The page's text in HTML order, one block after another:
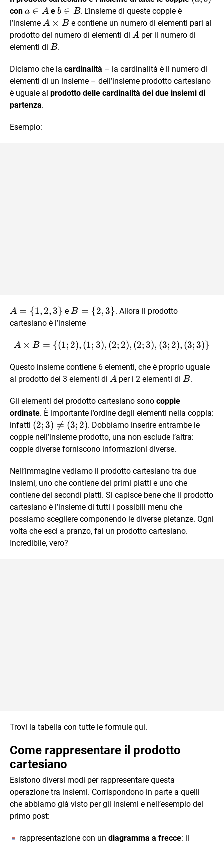
con a
\in
A
a ∈ Ae b
\in
B
b ∈ B. L’insieme di queste coppie è
l’insieme A
\times
B
A × Be contiene un numero di elementi pari al
prodotto del numero di elementi di A
A per il numero di
elementi di B
B.
Diciamo che la cardinalità – la cardinalità è il numero di
elementi di un insieme – dell’insieme prodotto cartesiano
è uguale al prodotto delle cardinalità dei due insiemi di
partenza.
Esempio:
A =
\{
\}
A = {1, 2,3} eB =
\
\}
B = {2,3}. Allora il prodotto
cartesiano è l’insieme
A \times B = \{ (1;2), (1;
A × B = {(1; 2), (1; 3), (2; 2), (2; 3), (3; 2), (3;3)}
Questo insieme contiene 6 elementi, che è proprio uguale
al prodotto dei 3 elementi di A
A per i 2 elementi di B
B.
Gli elementi del prodotto cartesiano sono coppie
ordinate. È importante l’ordine degli elementi nella coppia:
infatti (2;
3)
\ne
2)
(2;3) 
= (3; 2). Dobbiamo inserire entrambe le
coppie nell’insieme prodotto, una non esclude l’altra:
coppie diverse forniscono informazioni diverse.
Nell’immagine vediamo il prodotto cartesiano tra due
insiemi, uno che contiene dei primi piatti e uno che
contiene dei secondi piatti. Si capisce bene che il prodotto
cartesiano è l’insieme di tutti i possibili menu che
possiamo scegliere componendo le diverse pietanze. Ogni
volta che esci a pranzo, fai un prodotto cartesiano.
Incredibile, vero?
Trovi la tabella con tutte le formule qui.
Come rappresentare il prodotto
cartesiano
Esistono diversi modi per rappresentare questa
operazione tra insiemi. Corrispondono in parte a quelli
che abbiamo già visto per gli insiemi e nell’esempio del
primo post:
rappresentazione con un diagramma a frecce: il